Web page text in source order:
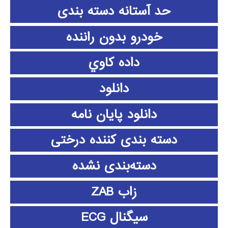
حد آستانه دسته بندی
خودرو بدون راننده
داده كاوي
دانلود
دانلود پايان نامه
دسته بندی کننده درختی
دسته‌بندی نشده
زاب ZAB
سیگنال ECG